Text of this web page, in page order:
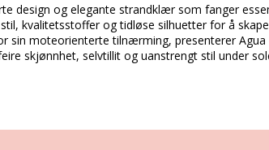
design og elegante strandklær som fanger
kvalitetsstoffer og tidløse silhuetter for å
sin moteorienterte tilnærming, presenterer
skjønnhet, selvtillit og uanstrengt stil under